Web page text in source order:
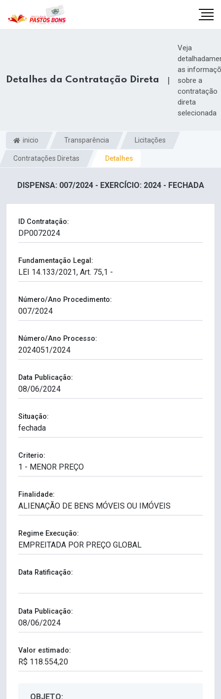
Detalhes da Contratação Direta |
Veja
as
sobre a
contratação
direta
selecionada
inicio Transparência Licitações
Contratações Diretas Detalhes
DISPENSA: 007/2024 - EXERCÍCIO: 2024 - FECHADA
ID Contratação:
Fundamentação Legal:
Número/Ano Procedimento:
Número/Ano Processo:
Data Publicação:
Situação:
Criterio:
Finalidade:
Regime Execução:
Data Ratificação:
Data Publicação:
Valor estimado:
OBJETO: